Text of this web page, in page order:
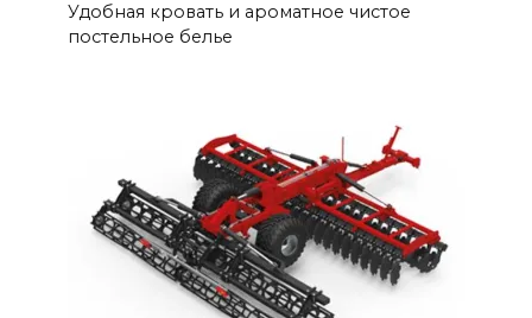
Удобная кровать и ароматное чистое
постельное белье